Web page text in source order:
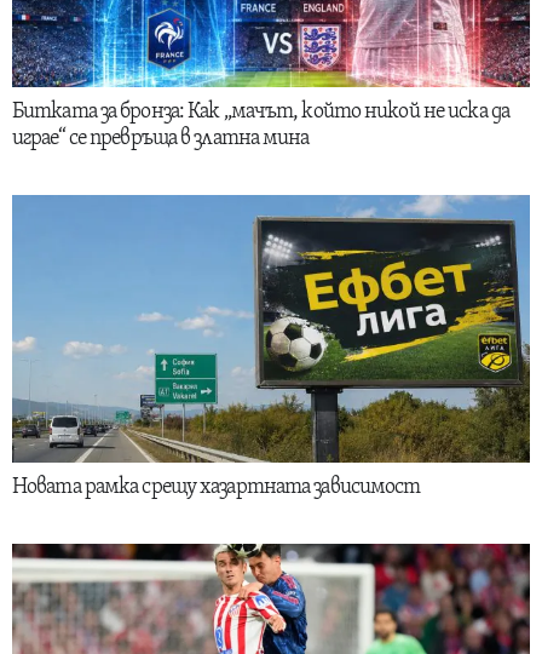
Битката за бронза: Как „мачът, който никой не иска да
играе“ се превръща в златна мина
Новата рамка срещу хазартната зависимост